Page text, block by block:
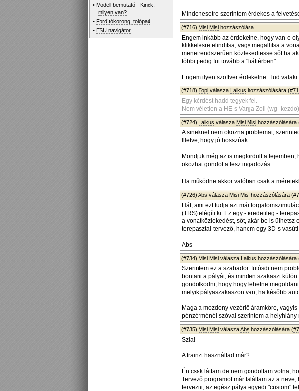
• Modell bemutató - Kinek,
milyen van?
• Fordítókorong, tolópad
• ESU navigátor
Mindenesetre szerintem érdekes a
(#716) Misi Misi hozzászólása
Engem inkább az érdekelne, hogy van-e
klikkelésre elindítsa, vagy megállítsa a
menetrendszerűen közlekedtesse sőt ha
többi pedig fut tovább a "háttérben".
Engem ilyen szoftver érdekelne. Tud valaki
(#718) Topi válasza Laikus hozzászólására (
Egy kérdést hadd tegyek fel.
Nem véletlen a HE-s Varga Zoli
(#724) Laikus válasza Misi Misi hozzászólására
A síneknél nem okozna problémát,
Illetve, hogy jó hosszúak.
Mondjuk még az is megfordult a
okozhat gondot a fesz ingadozás.
Ha működne akkor valóban csak a
(#726) Abs válasza Misi Misi hozzászólására (
Hát, ami ezt tudja azt már
(TRS) elégíti ki. Ez egy - eredetileg -
a vonatközlekedést, sőt, akár be is ülhetsz
terepasztal-tervező, hanem egy 3D-s
Abs
(#734) Misi Misi válasza Laikus hozzászólására
Szerintem ez a szabadon futósdi nem
bontani a pályát, és minden szakaszt
gondolkodni, hogy hogy lehetne
melyik pályaszakaszon van, ha később
Maga a mozdony vezérlő áramköre,
pénzérménél szóval szerintem a helyhiány
(#735) Misi Misi válaszaAbs hozzászólására (
Szia!
A trainzt használtad már?
Én csak láttam de nem gondoltam volna,
Tervező programot már találtam az a
tervezni, az egész pálya egyedi "custom"